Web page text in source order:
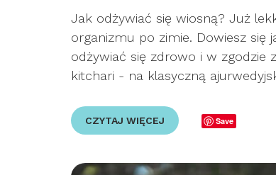
Jak odżywiać się wiosną? Już
organizmu po zimie. Dowiesz się
odżywiać się zdrowo i w zgodzie
kitchari - na klasyczną
CZYTAJ WIĘCEJ Save